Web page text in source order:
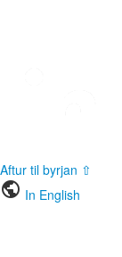
Aftur til byrjan ⇧
public In English